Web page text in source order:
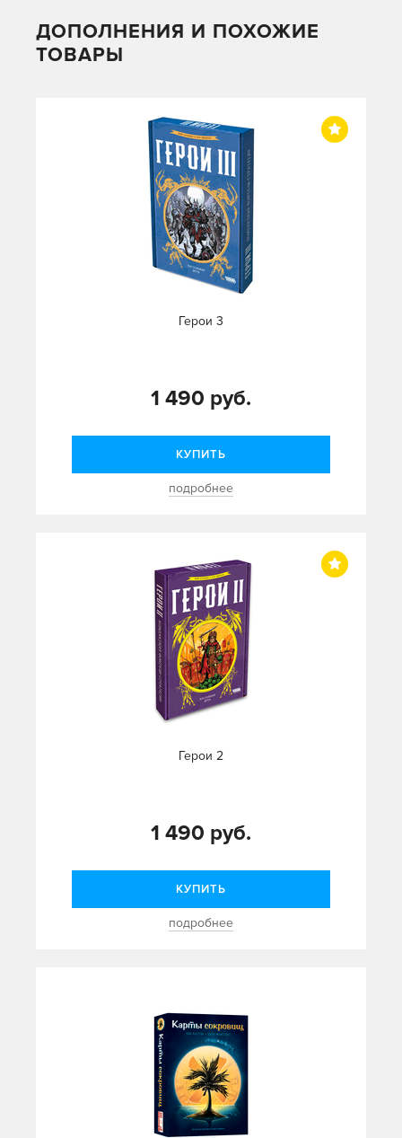
ДОПОЛНЕНИЯ И ПОХОЖИЕ
ТОВАРЫ
Герои 3
1 490 руб.
КУПИТЬ
подробнее
Герои 2
1 490 руб.
КУПИТЬ
подробнее